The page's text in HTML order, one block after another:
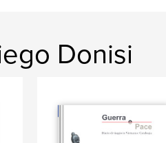
Donisi